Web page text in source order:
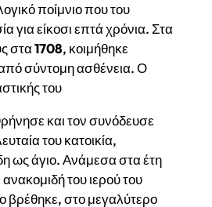
ποίμνιο που του
για είκοσι επτά χρόνια. Στα
στα1708, κοιμήθηκε
σύντομη ασθένεια. Ο
του
και τον συνόδευσε
του κατοικία,
ως άγιο. Ανάμεσα στα έτη
ανακομιδή του ιερού του
βρέθηκε, στο μεγαλύτερο